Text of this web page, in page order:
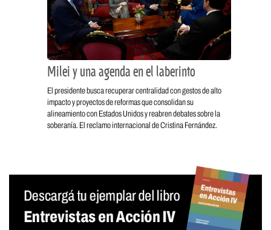
Milei y una agenda en el laberinto
El presidente busca recuperar centralidad con gestos de alto
impacto y proyectos de reformas que consolidan su
alineamiento con Estados Unidos y reabren debates sobre la
soberanía. El reclamo internacional de Cristina Fernández.